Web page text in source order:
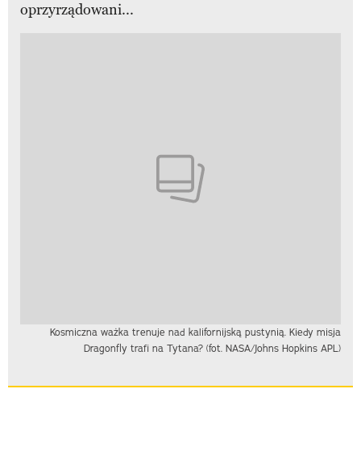
oprzyrządowani...
Kosmiczna ważka trenuje nad kalifornijską pustynią. Kiedy misja
Dragonfly trafi na Tytana? (fot. NASA/Johns Hopkins APL)